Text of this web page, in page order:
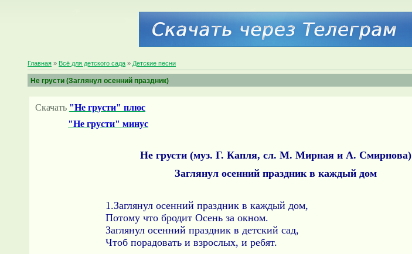
Главная » Всё для детского сада » Детские песни
Не грусти (Заглянул осенний праздник)
Скачать "Не грусти" плюс
"Не грусти" минус
Не грусти (муз. Г. Капля, сл. М. Мирная и А. Смирнова)
Заглянул осенний праздник в каждый дом
1.Заглянул осенний праздник в каждый дом,
Потому что бродит Осень за окном.
Заглянул осенний праздник в детский сад,
Чтоб порадовать и взрослых, и ребят.